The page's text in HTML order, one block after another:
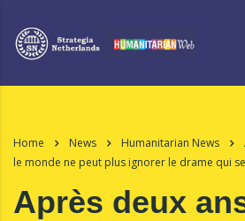
Home News Humanitarian News
le monde ne peut plus ignorer le drame qui
Après deux